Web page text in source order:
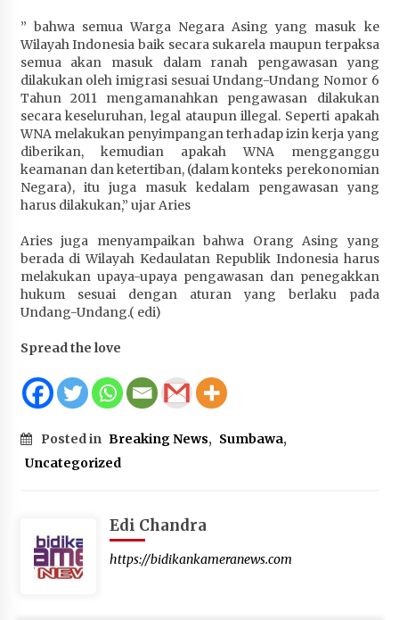
” bahwa semua Warga Negara Asing yang masuk ke
Wilayah Indonesia baik secara sukarela maupun terpaksa
semua akan masuk dalam ranah pengawasan yang
dilakukan oleh imigrasi sesuai Undang-Undang Nomor 6
Tahun 2011 mengamanahkan pengawasan dilakukan
secara keseluruhan, legal ataupun illegal. Seperti apakah
WNA melakukan penyimpangan terhadap izin kerja yang
diberikan, kemudian apakah WNA mengganggu
keamanan dan ketertiban, (dalam konteks perekonomian
Negara), itu juga masuk kedalam pengawasan yang
harus dilakukan,” ujar Aries
Aries juga menyampaikan bahwa Orang Asing yang
berada di Wilayah Kedaulatan Republik Indonesia harus
melakukan upaya-upaya pengawasan dan penegakkan
hukum sesuai dengan aturan yang berlaku pada
Undang-Undang.( edi)
Spread the love
Posted in Breaking News, Sumbawa,
Uncategorized
Edi Chandra
https://bidikankameranews.com